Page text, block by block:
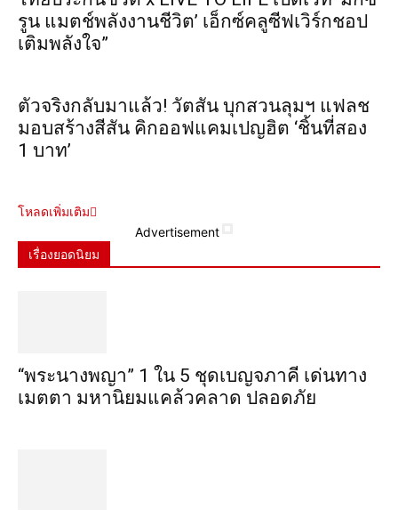
รูน แมตช์พลังงานชีวิต’ เอ็กซ์คลูซีฟเวิร์กชอป
เติมพลังใจ”
ตัวจริงกลับมาแล้ว! วัตสัน บุกสวนลุมฯ แฟลช
มอบสร้างสีสัน คิกออฟแคมเปญฮิต ‘ชิ้นที่สอง
1 บาท’
โหลดเพิ่มเติม
Advertisement
เรื่องยอดนิยม
“พระ​นาง​พญา” 1 ใน 5​ ชุดเบญจ​ภาคี​ เด่นทาง
เมตตา​ มหา​นิยม​แคล้วคลาด​ ปลอดภัย​